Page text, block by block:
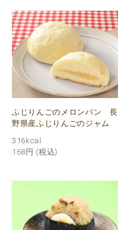
ふじりんごのメロンパン 長
野県産ふじりんごのジャム
316kcal
168円 (税込)